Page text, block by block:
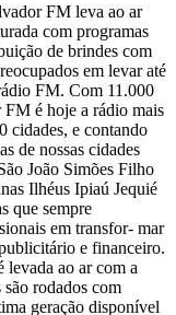
FM leva ao ar
com programas
de brindes com
em levar até
FM. Com 11.000
FM é hoje a rádio mais
cidades, e contando
de nossas cidades
João Simões Filho
Ilhéus Ipiaú Jequié
que sempre
em transfor- mar
e financeiro.
levada ao ar com a
rodados com
geração disponível